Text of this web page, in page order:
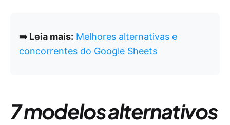
➡️ Leia mais: Melhores alternativas e
concorrentes do Google Sheets
7 modelos alternativos